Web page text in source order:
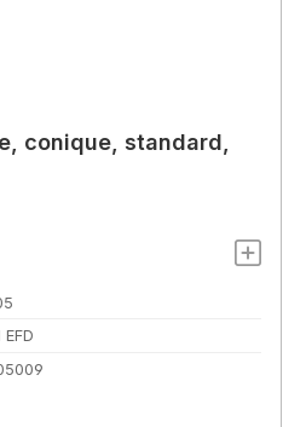
conique, standard,
EFD